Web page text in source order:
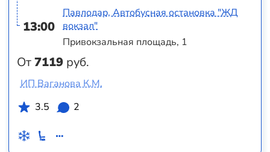
13:00
От7119 руб.
Павлодар, Автобусная остановка "ЖД
вокзал"
Привокзальная площадь, 1
ИП Ваганова К.М.
3.5
2